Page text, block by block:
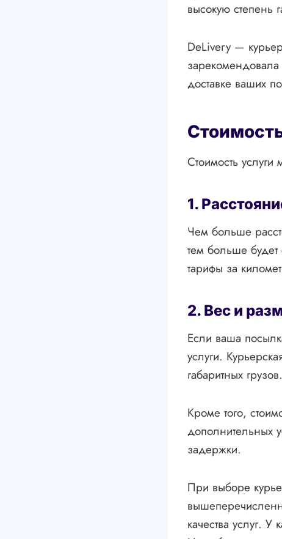
высокую степень
DeLivery —
доставке ваших
Стоимость
1.
Чем больше
тем больше
тарифы за
2. Вес и
Если ваша
услуги.
габаритных грузов.
Кроме того,
дополнительных
задержки.
При выборе
качества услуг.